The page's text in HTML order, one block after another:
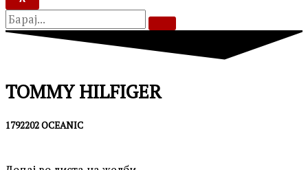
TOMMY HILFIGER
1792202 OCEANIC